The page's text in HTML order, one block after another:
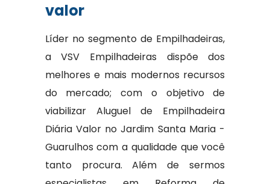
valor
Líder no segmento de Empilhadeiras,
a VSV Empilhadeiras dispõe dos
melhores e mais modernos recursos
do mercado; com o objetivo de
viabilizar Aluguel de Empilhadeira
Diária Valor no Jardim Santa Maria -
Guarulhos com a qualidade que você
tanto procura. Além de sermos